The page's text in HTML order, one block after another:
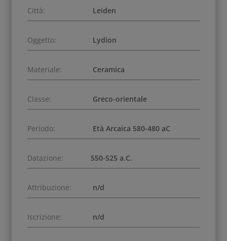
Città: Leiden
Oggetto: Lydion
Materiale: Ceramica
Classe: Greco-orientale
Periodo: Età Arcaica 580-480 aC
Datazione: 550-525 a.C.
Attribuzione: n/d
Iscrizione: n/d